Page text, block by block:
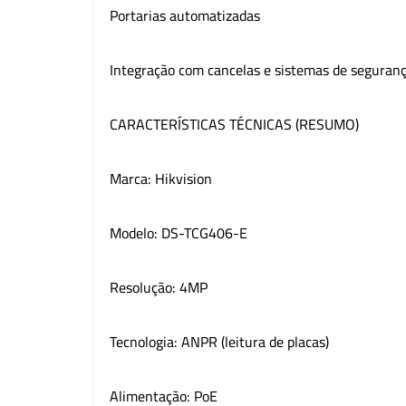
Portarias automatizadas
Integração com cancelas e sistemas de
CARACTERÍSTICAS TÉCNICAS (RESUMO)
Marca: Hikvision
Modelo: DS-TCG406-E
Resolução: 4MP
Tecnologia: ANPR (leitura de placas)
Alimentação: PoE